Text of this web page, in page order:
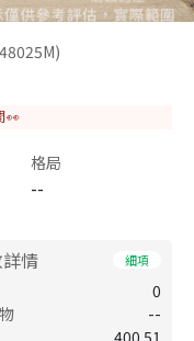
👀
格局
--
情 細項
0
--
400.51